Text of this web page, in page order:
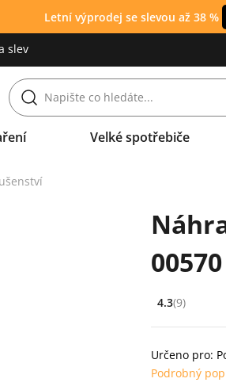
Letní výprodej se slevou až 38 %
slev
Velké spotřebiče
Hodnocení:
4.3(9)
Určeno pro:
Podrobný